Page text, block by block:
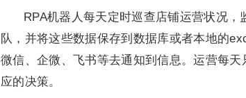
RPA机器人每天定时巡查店铺运营状况
队，并将这些数据保存到数据库或者本地的
微信、企微、飞书等去通知到信息。运营每
应的决策。